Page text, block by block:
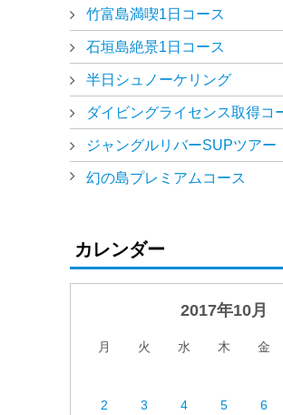
竹富島満喫1日コース
石垣島絶景1日コース
半日シュノーケリング
ダイビングライセンス取得コ
ジャングルリバーSUPツアー
幻の島プレミアムコース
カレンダー
2017年10月
月 火 水 木 金
2
3 4 5 6